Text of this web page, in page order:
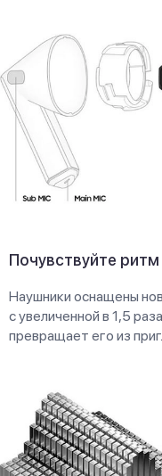
Почувствуйте ритм
Наушники оснащены
с увеличенной в 1,5
превращает его из